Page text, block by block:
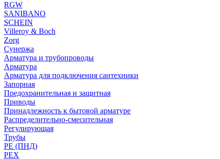
RGW
SANIBANO
SCHEIN
Villeroy & Boch
Zorg
Сунержа
Арматура и трубопроводы
Арматура
Арматура для подключения сантехники
Запорная
Предохранительная и защитная
Приводы
Принадлежность к бытовой арматуре
Распределительно-смесительная
Регулирующая
Трубы
PE (ПНД)
PEX